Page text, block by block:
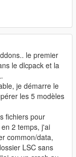
le premier
le dlcpack et la
je démarre le
les 5 modèles
fichiers pour
2 temps, j'ai
common/data,
LSC sans